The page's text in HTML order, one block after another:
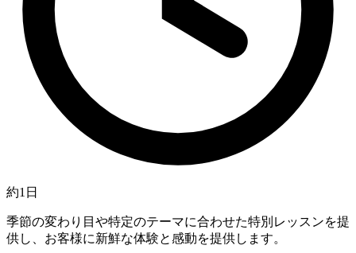
約1日
季節の変わり目や特定のテーマに合わせた特別レッスンを提
供し、お客様に新鮮な体験と感動を提供します。